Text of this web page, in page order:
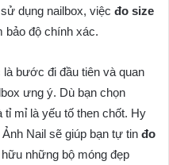
dụng nailbox, việc đo size
bảo độ chính xác.
bước đi đầu tiên và quan
ưng ý. Dù bạn chọn
mỉ là yếu tố then chốt. Hy
Nail sẽ giúp bạn tự tin đo
những bộ móng đẹp